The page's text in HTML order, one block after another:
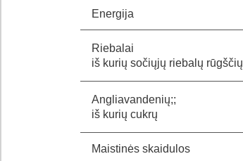
Energija
Riebalai
iš kurių sočiųjų riebalų rūgščių
Angliavandenių;;
iš kurių cukrų
Maistinės skaidulos